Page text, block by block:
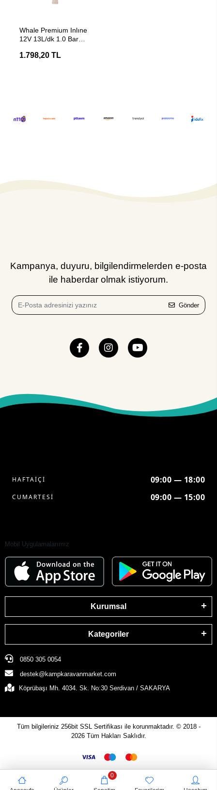
Whale Premium Inlıne
12V 13L/dk 1.0 Bar
Dalgıç Pompası
1.798,20 TL
Kampanya, duyuru, bilgilendirmelerden e-posta
ile haberdar olmak istiyorum.
Gönder
HAFTAİÇİ 09:00 — 18:00
CUMARTESİ 09:00 — 15:00
Mobil Uygulamalarımız
Kurumsal
Kategoriler
0850 305 0054
destek@kampkaravanmarket.com
Köprübaşı Mh. 4034. Sk. No:30 Serdivan / SAKARYA
Tüm bilgileriniz 256bit SSL Sertifikası ile korunmaktadır. © 2018 -
2026 Tüm Hakları Saklıdır.
0